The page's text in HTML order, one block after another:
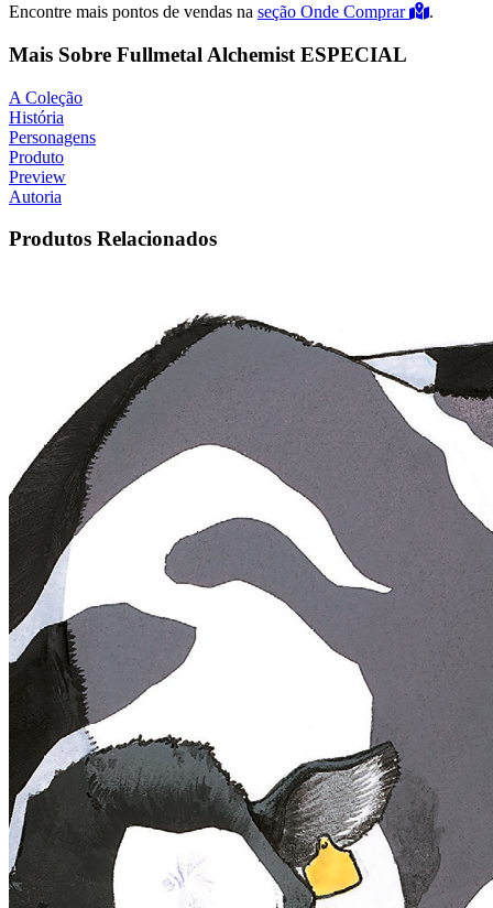
Encontre mais pontos de vendas na seção Onde Comprar .
Mais Sobre Fullmetal Alchemist ESPECIAL
A Coleção
História
Personagens
Produto
Preview
Autoria
Produtos Relacionados